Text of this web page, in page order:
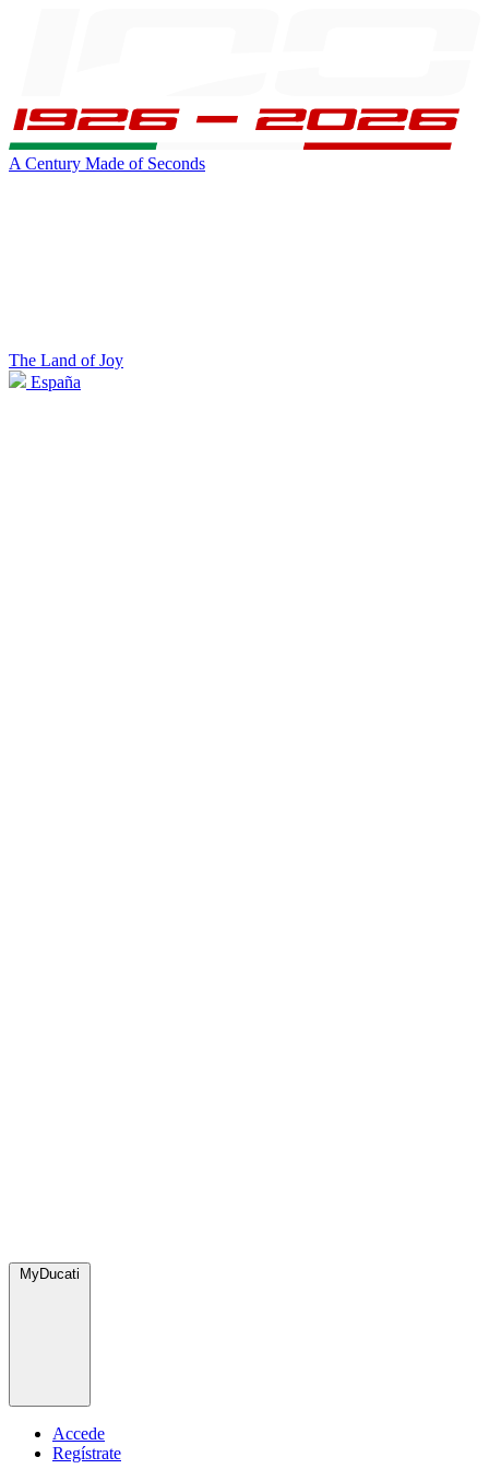
A Century Made of Seconds
The Land of Joy
España
MyDucati
Accede
Regístrate